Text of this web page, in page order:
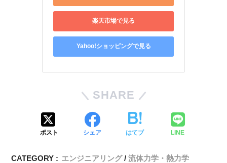
楽天市場で見る
Yahoo!ショッピングで見る
SHARE
ポスト シェア はてブ LINE
CATEGORY : エンジニアリング 流体力学・熱力学